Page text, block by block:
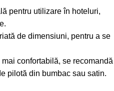
pentru utilizare în hoteluri,
de dimensiuni, pentru a se
confortabilă, se recomandă
pilotă din bumbac sau satin.